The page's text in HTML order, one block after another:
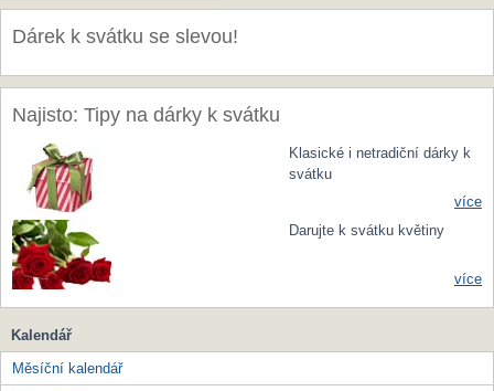
Dárek k svátku se slevou!
Najisto: Tipy na dárky k svátku
Klasické i netradiční dárky k
svátku
více
Darujte k svátku květiny
více
Kalendář
Měsíční kalendář